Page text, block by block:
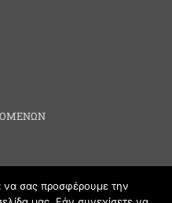
να σας προσφέρουμε την